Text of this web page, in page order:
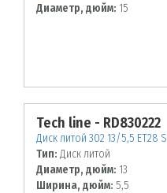
Диаметр, дюйм: 15
Tech line - RD830222
Диск литой 302 13/5,5 ET28 S
Тип: Диск литой
Диаметр, дюйм: 13
Ширина, дюйм: 5,5